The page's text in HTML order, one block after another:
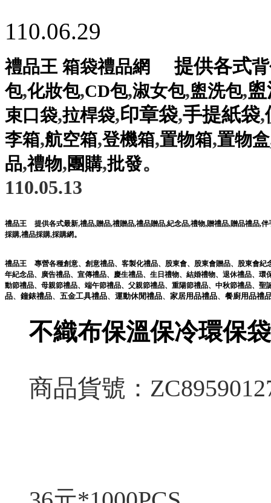
110.06.29
禮品王 箱袋禮品網 提供各式
包,化妝包,CD包,淑女包,盥洗包,
束口袋,拉桿袋,印章袋,手提紙袋,
李箱,航空箱,登機箱,置物箱,置物盒
品,禮物,團購,批發。
110.05.13
禮品王 提供各式最新,禮品,贈品,禮贈品,禮品贈品,紀念品,禮物,贈禮品,贈品禮品,伴
採購,禮品採購,採購網。
禮品王 專營各種創意、 創意禮品、 客製化禮品、 股東會、 股東會贈品、 股東會紀
年紀念品、 廣告禮品、 宣傳禮品、 慶生禮品、 生日禮物、 結婚禮物、 退休禮品、 環
動節禮品、 母親節禮品、 端午節禮品、 父親節禮品、 重陽節禮品、 中秋節禮品、 聖
品、 鐘錶禮品、 五金工具禮品、 運動休閒禮品、 家居用品禮品、 餐廚用品禮
不織布保溫保冷環保袋
商品貨號：